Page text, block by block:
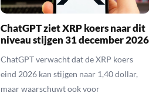
ChatGPT ziet XRP koers naar dit
niveau stijgen 31 december 2026
ChatGPT verwacht dat de XRP koers
eind 2026 kan stijgen naar 1,40 dollar,
maar waarschuwt ook voor